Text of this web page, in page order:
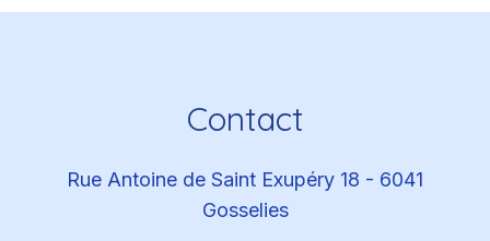
Contact
Rue Antoine de Saint Exupéry 18 - 6041
Gosselies